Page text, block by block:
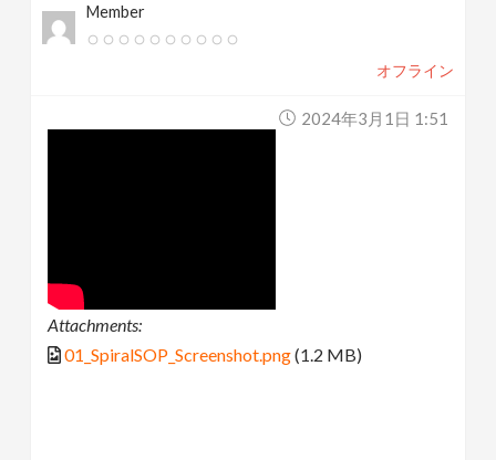
Member
オフライン
2024年3月1日 1:51
Attachments:
01_SpiralSOP_Screenshot.png(1.2 MB)